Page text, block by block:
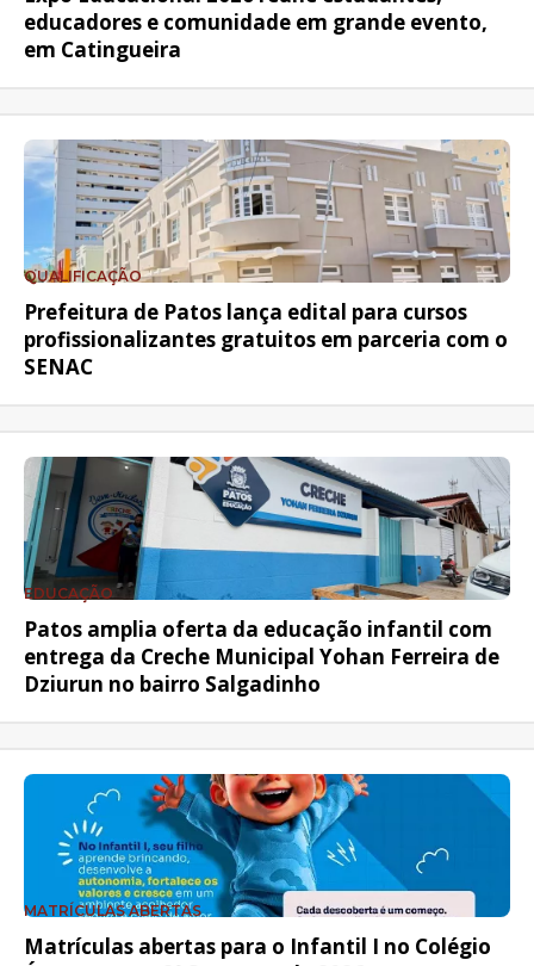
educadores e comunidade em grande evento,
em Catingueira
QUALIFICAÇÃO
Prefeitura de Patos lança edital para cursos
profissionalizantes gratuitos em parceria com o
SENAC
EDUCAÇÃO
Patos amplia oferta da educação infantil com
entrega da Creche Municipal Yohan Ferreira de
Dziurun no bairro Salgadinho
MATRÍCULAS ABERTAS
Matrículas abertas para o Infantil I no Colégio